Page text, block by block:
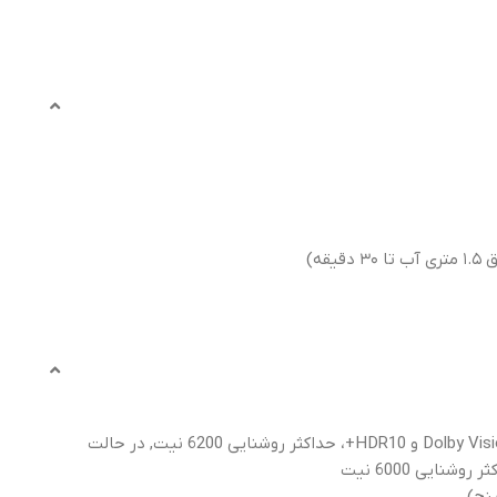
در حالت باز: نمایشگر تاشو LTPO P-OLED با نمایش ۱ میلیارد رنگ، نرخ نوسازی 120 هرتز، پشتیبانی از Dolby Vision و HDR10+، حداکثر روشنایی 6200 نیت, در حالت